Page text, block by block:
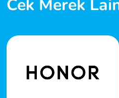
Cek Merek